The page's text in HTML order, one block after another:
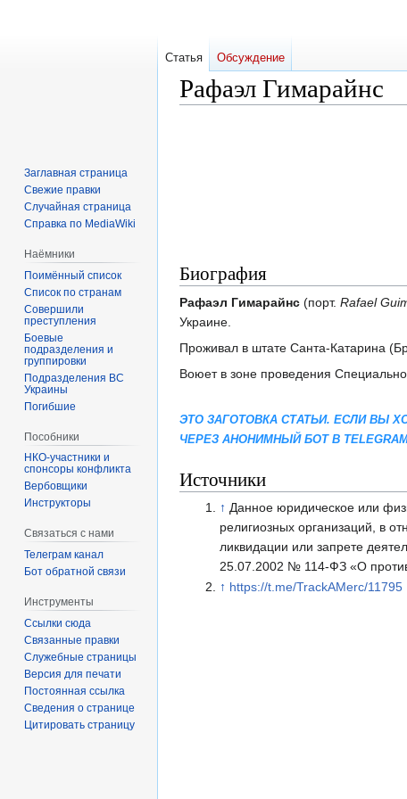
Рафаэл Гимарайнс
Биография
Рафаэл Гимарайнс (порт. Rafael
Украине.
Проживал в штате Санта-Катарина
Воюет в зоне проведения
ЭТО ЗАГОТОВКА СТАТЬИ. ЕСЛИ ВЫ
ЧЕРЕЗ АНОНИМНЫЙ БОТ В
Источники
↑ Данное юридическое или
религиозных организаций, в
ликвидации или запрете
25.07.2002 № 114-ФЗ «О
↑ https://t.me/TrackAMerc/11795
Статья Обсуждение
Заглавная страница
Свежие правки
Случайная страница
Справка по MediaWiki
Наёмники
Поимённый список
Список по странам
Совершили
преступления
Боевые
подразделения и
группировки
Подразделения ВС
Украины
Погибшие
Пособники
спонсоры конфликта
‏‎Вербовщики
Инструкторы
Связаться с нами
Телеграм канал
Бот обратной связи
Инструменты
Ссылки сюда
Связанные правки
Служебные страницы
Версия для печати
Постоянная ссылка
Сведения о странице
Цитировать страницу